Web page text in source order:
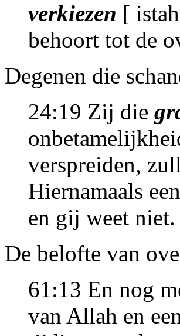
verkiezen [
behoort tot de
Degenen die
24:19 Zij die
verspreiden,
Hiernamaals
en gij weet niet.
De belofte van
61:13 En nog
van Allah en